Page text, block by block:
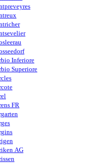
Inferiore
Superiore
FR
AG